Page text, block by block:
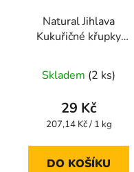
Natural Jihlava
Kukuřičné křupky
hodnocení
produktu
je
z
Skladem (2 ks)
29 Kč
Měrná
207,14 Kč / 1 kg
DO KOŠÍKU